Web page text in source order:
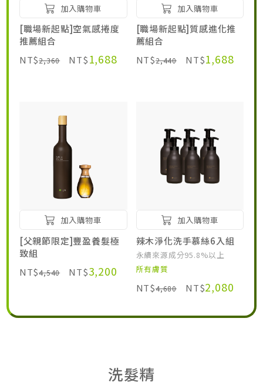
加入購物車
[職場新起點]空氣感捲度
推薦組合
NT$2,360 NT$1,688
加入購物車
[職場新起點]質感進化推
薦組合
NT$2,440 NT$1,688
加入購物車
[父親節限定]豐盈養髮極
致組
NT$4,540 NT$3,200
加入購物車
辣木淨化洗手慕絲6入組
永續來源成分95.8%以上
所有膚質
NT$4,680 NT$2,080
洗髮精